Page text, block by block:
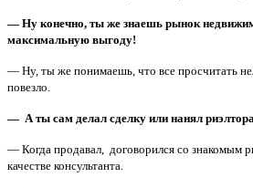
— Ну конечно, ты же знаешь рынок
максимальную выгоду!
— Ну, ты же понимаешь, что все просчитать
повезло.
— А ты сам делал сделку или нанял
— Когда продавал, договорился со знакомым
качестве консультанта.